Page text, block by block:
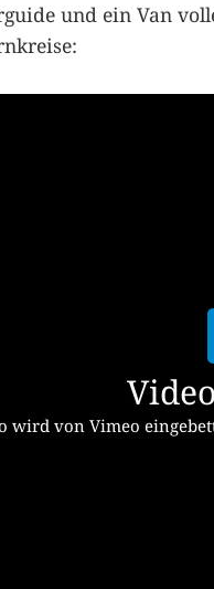
und ein Van
wird von Vimeo